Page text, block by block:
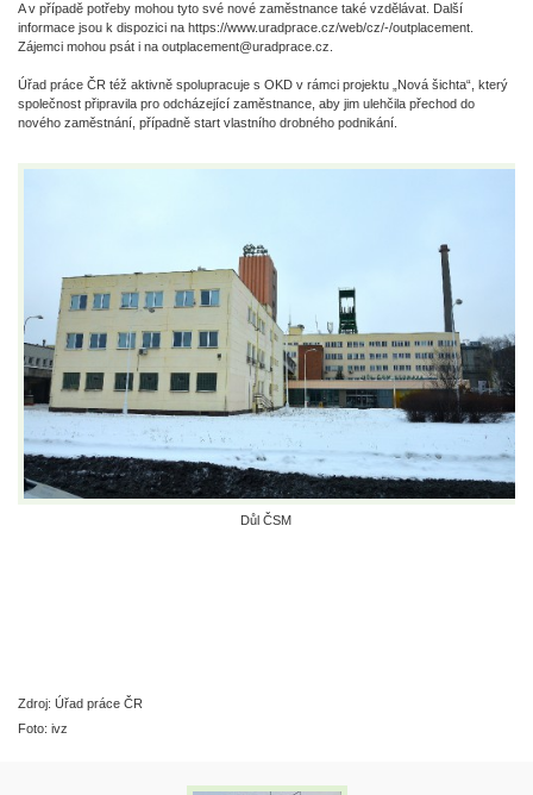
A v případě potřeby mohou tyto své nové zaměstnance také vzdělávat. Další
informace jsou k dispozici na https://www.uradprace.cz/web/cz/-/outplacement.
Zájemci mohou psát i na outplacement@uradprace.cz.
Úřad práce ČR též aktivně spolupracuje s OKD v rámci projektu „Nová šichta“, který
společnost připravila pro odcházející zaměstnance, aby jim ulehčila přechod do
nového zaměstnání, případně start vlastního drobného podnikání.
Důl ČSM
Zdroj: Úřad práce ČR
Foto: ivz